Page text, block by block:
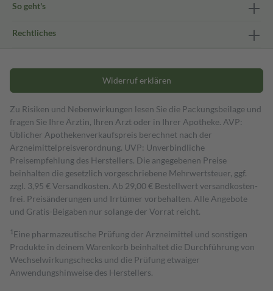
So geht's
Rechtliches
Widerruf erklären
Zu Risiken und Nebenwirkungen lesen Sie die Packungsbeilage und
fragen Sie Ihre Ärztin, Ihren Arzt oder in Ihrer Apotheke. AVP:
Üblicher Apothekenverkaufspreis berechnet nach der
Arzneimittelpreisverordnung. UVP: Unverbindliche
Preisempfehlung des Herstellers. Die angegebenen Preise
beinhalten die gesetzlich vorgeschriebene Mehrwertsteuer, ggf.
zzgl. 3,95 € Versandkosten. Ab 29,00 € Bestell­wert versand­kosten­
frei. Preisänderungen und Irrtümer vorbehalten. Alle Angebote
und Gratis-Beigaben nur solange der Vorrat reicht.
1 Eine pharmazeutische Prüfung der Arzneimittel und sonstigen
Produkte in deinem Warenkorb beinhaltet die Durchführung von
Wechselwirkungschecks und die Prüfung etwaiger
Anwendungshinweise des Herstellers.